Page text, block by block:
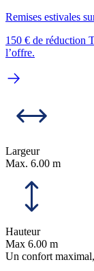
Remises estivales
150 € de réduction
l’offre.
Largeur
Max. 6.00 m
Hauteur
Max 6.00 m
Un confort